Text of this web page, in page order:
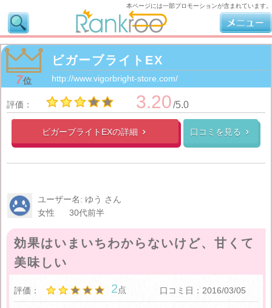
7位
ビガーブライトEX
http://www.vigorbright-store.com/
評価： 3.20/5.0
ビガーブライトEXの詳細  口コミを見る 
ユーザー名: ゆう さん
女性
30代前半
効果はいまいちわからないけど、甘くて
美味しい
評価： 2点 口コミ日：2016/03/05
本ページには一部プロモーションが含まれています。